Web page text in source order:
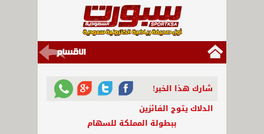
شارك هذا الخبر!
الدلاك يتوج الفائزين
ببطولة المملكة للسهام